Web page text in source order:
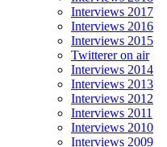
Interviews 2017
Interviews 2016
Interviews 2015
Twitterer on air
Interviews 2014
Interviews 2013
Interviews 2012
Interviews 2011
Interviews 2010
Interviews 2009